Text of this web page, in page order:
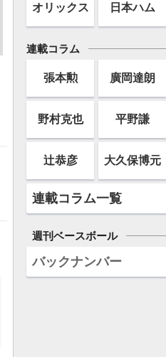
オリックス 日本ハム
連載コラム
張本勲 廣岡達朗
野村克也 平野謙
辻恭彦 大久保博元
連載コラム一覧
週刊ベースボール
バックナンバー